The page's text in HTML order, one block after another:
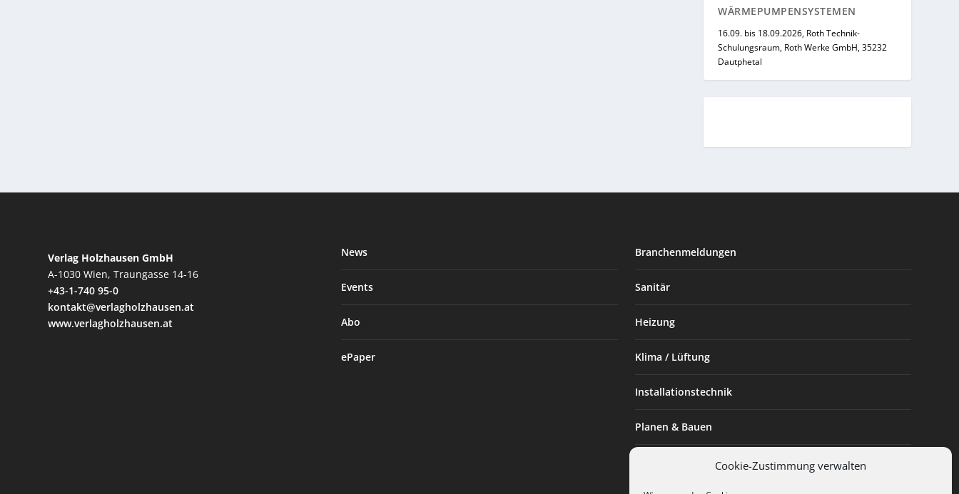
Cookie-Zustimmung verwalten
WÄRMEPUMPENSYSTEMEN
16.09. bis 18.09.2026, Roth Technik-
Schulungsraum, Roth Werke GmbH, 35232
Dautphetal
Verlag Holzhausen GmbH
A-1030 Wien, Traungasse 14-16
+43-1-740 95-0
kontakt@verlagholzhausen.at
www.verlagholzhausen.at
News
Events
Abo
ePaper
Branchenmeldungen
Sanitär
Heizung
Klima / Lüftung
Installationstechnik
Planen & Bauen